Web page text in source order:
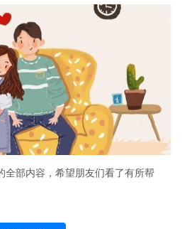
全部内容，希望朋友们看了有所帮